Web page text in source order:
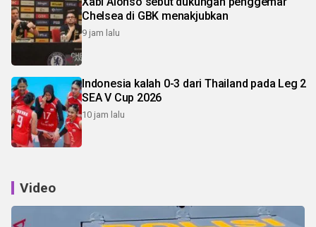
Chelsea di GBK menakjubkan
9 jam lalu
Indonesia kalah 0-3 dari Thailand pada Leg 2
SEA V Cup 2026
10 jam lalu
Video